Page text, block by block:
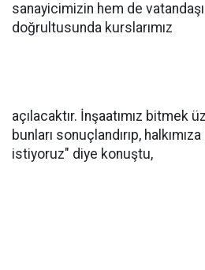
sanayicimizin hem de
doğrultusunda kurslarımız
açılacaktır. İnşaatımız bitmek
bunları sonuçlandırıp,
istiyoruz" diye konuştu,